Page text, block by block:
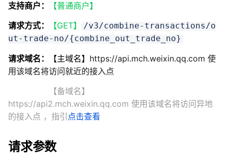
支持商户：
【普通商户】
请求方式：
【GET】
/v3/combine-transactions/o
ut-trade-no/{combine_out_trade_no}
请求域名： 【主域名】 https://api.mch.weixin.qq.com 使
用该域名将访问就近的接入点
【备域名】
https://api2.mch.weixin.qq.com 使用该域名将访问异地
的接入点 ，指引 点击查看
请求参数